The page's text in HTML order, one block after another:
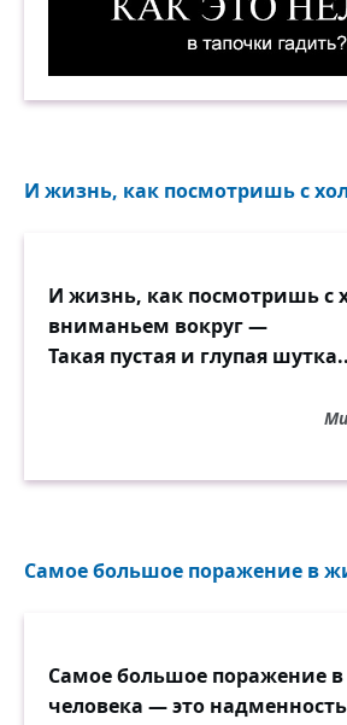
И жизнь, как посмотришь с
И жизнь, как посмотришь с
вниманьем вокруг —
Такая пустая и глупая
Самое большое поражение в
Самое большое поражение
человека — это